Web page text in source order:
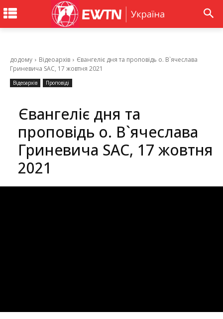
додому Відеоархів
Євангеліє дня та проповідь о. В`ячеслава
Гриневича SAC, 17 жовтня 2021
Відеоархів Проповіді
Євангеліє дня та
проповідь о. В`ячеслава
Гриневича SAC, 17 жовтня
2021